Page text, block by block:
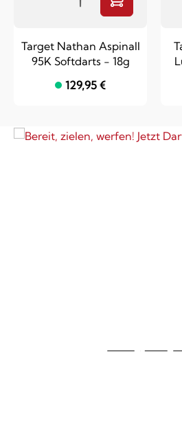
Target Nathan Aspinall
95K Softdarts - 18g
129,95 €
Bereit, zielen,